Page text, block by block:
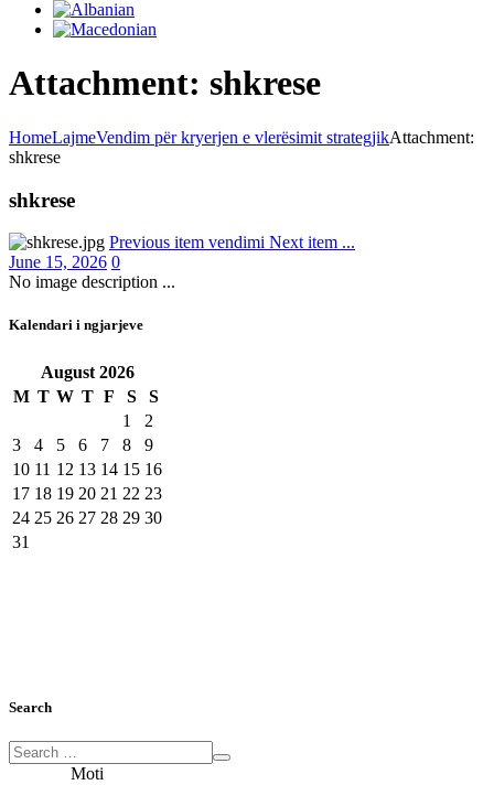
Attachment: shkrese
HomeLajmeVendim për kryerjen e vlerësimit strategjikAttachment:
shkrese
shkrese
Previous item vendimi Next item ...
June 15, 2026 0
No image description ...
Kalendari i ngjarjeve
August 2026
M T W T F S
S
1
2
3
4 5 6 7 8
9
10 11 12 13 14 15 16
17 18 19 20 21 22 23
24 25 26 27 28 29 30
31
Search
Moti